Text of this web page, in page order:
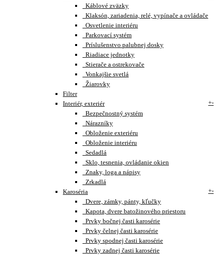
Káblové zväzky
Klaksón, zariadenia, relé, vypínače a ovládače
Osvetlenie interiéru
Parkovací systém
Príslušenstvo palubnej dosky
Riadiace jednotky
Stierače a ostrekovače
Vonkajšie svetlá
Žiarovky
Filter
Interiér, exteriér
+-
Bezpečnostný systém
Nárazníky
Obloženie exteriéru
Obloženie interiéru
Sedadlá
Sklo, tesnenia, ovládanie okien
Znaky, loga a nápisy
Zrkadlá
Karoséria
+-
Dvere, zámky, pánty, kľučky
Kapota, dvere batožinového priestoru
Prvky bočnej časti karosérie
Prvky čelnej časti karosérie
Prvky spodnej časti karosérie
Prvky zadnej časti karosérie